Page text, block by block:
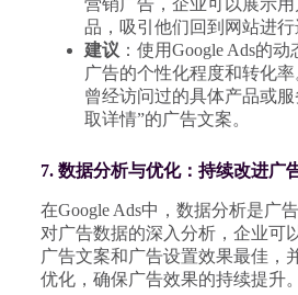
营销广告，企业可以展示
品，吸引他们回到网站进行
建议 ：使用Google Ads的
广告的个性化程度和转化
曾经访问过的具体产品或
取详情”的广告文案。
7. 数据分析与优化：持续改进广
在Google Ads中，数据分析是广
对广告数据的深入分析，企业可
广告文案和广告设置效果最佳，
优化，确保广告效果的持续提升。